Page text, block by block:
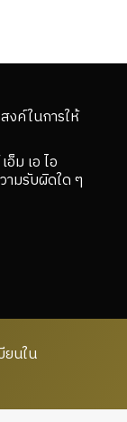
งค์ในการให้
ม เอ ไอ
ามรับผิดใด ๆ
นใน